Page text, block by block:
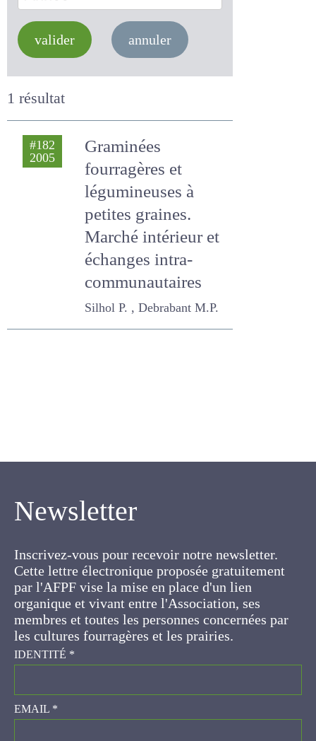
valider annuler
1 résultat
#182
Graminées
fourragères et
légumineuses à
petites graines.
Marché intérieur et
échanges intra-
communautaires
Silhol P. , Debrabant M.P.
Newsletter
Cette lettre électronique proposée
gratuitement par l'AFPF vise la mise en place
d'un lien organique et vivant entre l'Association,
ses membres et toutes les personnes
concernées par les cultures fourragères et les
prairies.
IDENTITÉ*
EMAIL*